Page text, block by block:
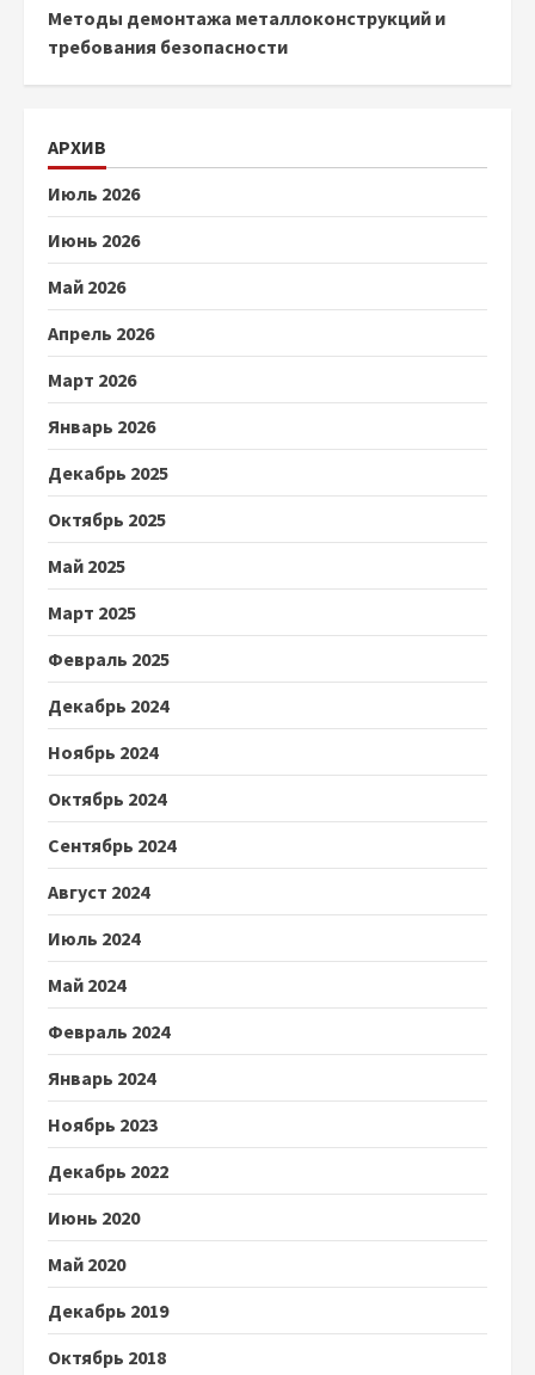
Методы демонтажа металлоконструкций и
требования безопасности
АРХИВ
Июль 2026
Июнь 2026
Май 2026
Апрель 2026
Март 2026
Январь 2026
Декабрь 2025
Октябрь 2025
Май 2025
Март 2025
Февраль 2025
Декабрь 2024
Ноябрь 2024
Октябрь 2024
Сентябрь 2024
Август 2024
Июль 2024
Май 2024
Февраль 2024
Январь 2024
Ноябрь 2023
Декабрь 2022
Июнь 2020
Май 2020
Декабрь 2019
Октябрь 2018